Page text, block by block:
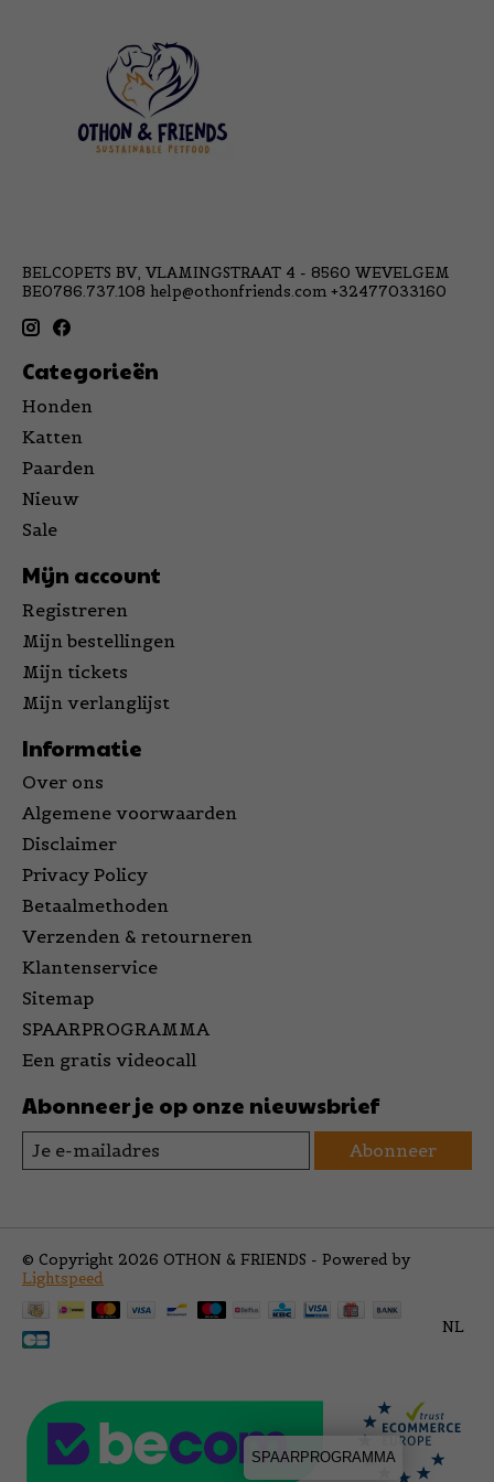
BELCOPETS BV, VLAMINGSTRAAT 4 - 8560 WEVELGEM
BE0786.737.108 help@othonfriends.com +32477033160
Categorieën
Honden
Katten
Paarden
Nieuw
Sale
Mijn account
Registreren
Mijn bestellingen
Mijn tickets
Mijn verlanglijst
Informatie
Over ons
Algemene voorwaarden
Disclaimer
Privacy Policy
Betaalmethoden
Verzenden & retourneren
Klantenservice
Sitemap
SPAARPROGRAMMA
Een gratis videocall
Abonneer je op onze nieuwsbrief
Abonneer
© Copyright 2026 OTHON & FRIENDS - Powered by
Lightspeed
NL
SPAARPROGRAMMA